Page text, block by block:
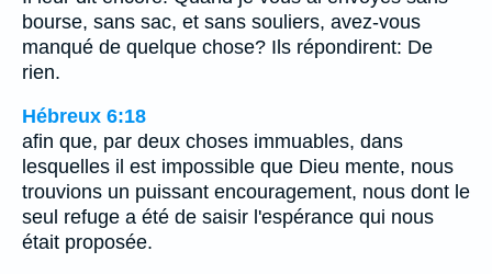
bourse, sans sac, et sans souliers, avez-vous
manqué de quelque chose? Ils répondirent: De
rien.
Hébreux 6:18
afin que, par deux choses immuables, dans
lesquelles il est impossible que Dieu mente, nous
trouvions un puissant encouragement, nous dont le
seul refuge a été de saisir l'espérance qui nous
était proposée.